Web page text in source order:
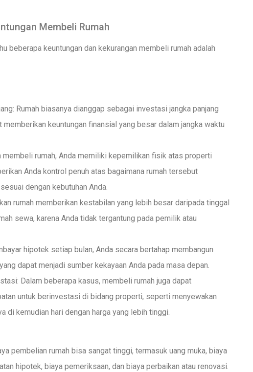
Membeli Rumah
beberapa keuntungan dan kekurangan membeli rumah adalah
Rumah biasanya dianggap sebagai investasi jangka panjang
memberikan keuntungan finansial yang besar dalam jangka waktu
membeli rumah, Anda memiliki kepemilikan fisik atas properti
Anda kontrol penuh atas bagaimana rumah tersebut
dengan kebutuhan Anda.
rumah memberikan kestabilan yang lebih besar daripada tinggal
sewa, karena Anda tidak tergantung pada pemilik atau
hipotek setiap bulan, Anda secara bertahap membangun
dapat menjadi sumber kekayaan Anda pada masa depan.
Dalam beberapa kasus, membeli rumah juga dapat
untuk berinvestasi di bidang properti, seperti menyewakan
di kemudian hari dengan harga yang lebih tinggi.
pembelian rumah bisa sangat tinggi, termasuk uang muka, biaya
hipotek, biaya pemeriksaan, dan biaya perbaikan atau renovasi.